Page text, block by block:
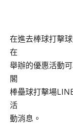
在進去棒球打擊
在
舉辦的優惠活動
閣
棒壘球打擊場
活
動消息。